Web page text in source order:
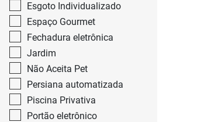
Esgoto Individualizado
Espaço Gourmet
Fechadura eletrônica
Jardim
Não Aceita Pet
Persiana automatizada
Piscina Privativa
Portão eletrônico